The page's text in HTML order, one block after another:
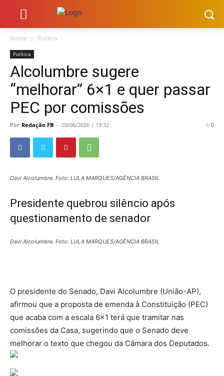
Home Política
Política
Alcolumbre sugere
“melhorar” 6×1 e quer passar
PEC por comissões
Por Redação FB - 03/06/2026 | 19:32 0
Davi Alcolumbre. Foto: LULA MARQUES/AGÊNCIA BRASIL
Presidente quebrou silêncio após
questionamento de senador
Davi Alcolumbre. Foto: LULA MARQUES/AGÊNCIA BRASIL
O presidente do Senado, Davi Alcolumbre (União-AP),
afirmou que a proposta de emenda à Constituição (PEC)
que acaba com a escala 6×1 terá que tramitar nas
comissões da Casa, sugerindo que o Senado deve
melhorar o texto que chegou da Câmara dos Deputados.